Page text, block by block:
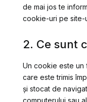
de mai jos te
cookie-uri pe site-
2. Ce sunt
Un cookie este un
care este trimis
și stocat de
computerului sau